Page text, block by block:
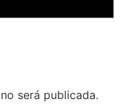
será publicada.